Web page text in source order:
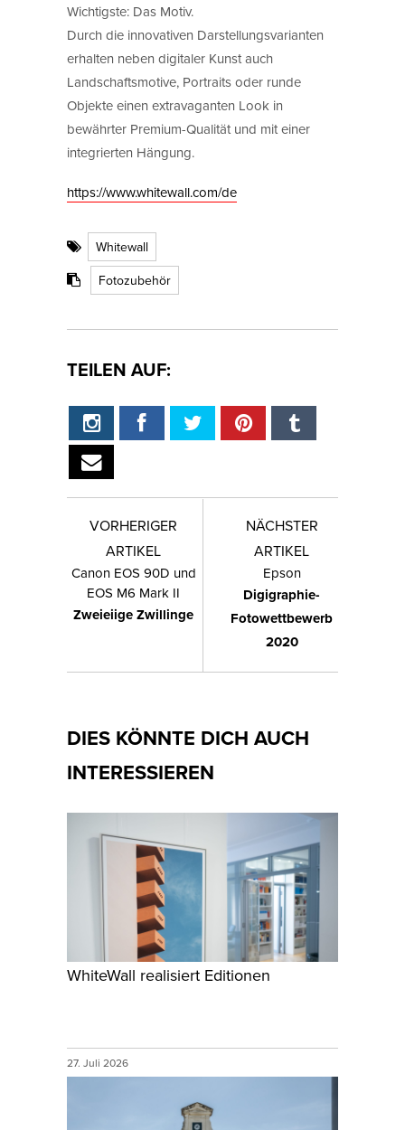
Wichtigste: Das Motiv.
Durch die innovativen Darstellungsvarianten
erhalten neben digitaler Kunst auch
Landschaftsmotive, Portraits oder runde
Objekte einen extravaganten Look in
bewährter Premium-Qualität und mit einer
integrierten Hängung.
https://www.whitewall.com/de
Whitewall
Fotozubehör
TEILEN AUF:
VORHERIGER
ARTIKEL
Canon EOS 90D und
EOS M6 Mark II
Zweieiige Zwillinge
NÄCHSTER
ARTIKEL
Epson
Digigraphie-
Fotowettbewerb
2020
DIES KÖNNTE DICH AUCH
INTERESSIEREN
WhiteWall realisiert Editionen
27. Juli 2026